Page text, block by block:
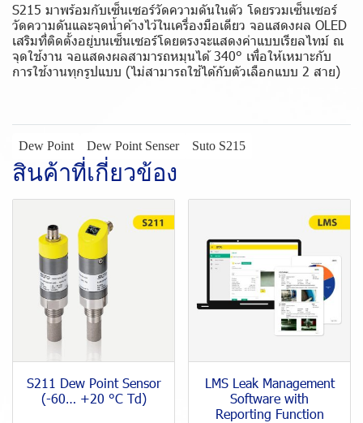
S215 มาพร้อมกับเซ็นเซอร์วัดความดันในตัว โดยรวมเซ็นเซอร์
วัดความดันและจุดน้ำค้างไว้ในเครื่องมือเดียว จอแสดงผล OLED
เสริมที่ติดตั้งอยู่บนเซ็นเซอร์โดยตรงจะแสดงค่าแบบเรียลไทม์ ณ
จุดใช้งาน จอแสดงผลสามารถหมุนได้ 340° เพื่อให้เหมาะกับ
การใช้งานทุกรูปแบบ (ไม่สามารถใช้ได้กับตัวเลือกแบบ 2 สาย)
Dew Point Dew Point Senser Suto S215
สินค้าที่เกี่ยวข้อง
S211 Dew Point Sensor
(-60… +20 °C Td)
LMS Leak Management
Software with
Reporting Function